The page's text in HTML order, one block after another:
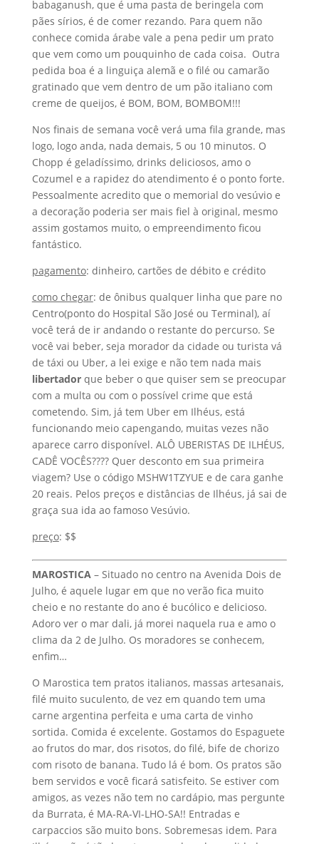
creme de queijos, é BOM, BOM, BOMBOM!!!
Nos finais de semana você verá uma fila grande, mas
logo, logo anda, nada demais, 5 ou 10 minutos. O
Chopp é geladíssimo, drinks deliciosos, amo o
Cozumel e a rapidez do atendimento é o ponto forte.
Pessoalmente acredito que o memorial do vesúvio e
assim gostamos muito, o empreendimento ficou
fantástico.
pagamento: dinheiro, cartões de débito e crédito
como chegar: de ônibus qualquer linha que pare no
Centro(ponto do Hospital São José ou Terminal), aí
você terá de ir andando o restante do percurso. Se
você vai beber, seja morador da cidade ou turista vá
de táxi ou Uber, a lei exige e não tem nada mais
com a multa ou com o possível crime que está
cometendo. Sim, já tem Uber em Ilhéus, está
funcionando meio capengando, muitas vezes não
aparece carro disponível. ALÔ UBERISTAS DE ILHÉUS,
CADÊ VOCÊS???? Quer desconto em sua primeira
viagem? Use o código MSHW1TZYUE e de cara ganhe
20 reais. Pelos preços e distâncias de Ilhéus, já sai de
graça sua ida ao famoso Vesúvio.
preço : $$
MAROSTICA – Situado no centro na Avenida Dois de
Julho, é aquele lugar em que no verão fica muito
cheio e no restante do ano é bucólico e delicioso.
clima da 2 de Julho. Os moradores se conhecem,
enfim…
O Marostica tem pratos italianos, massas artesanais,
filé muito suculento, de vez em quando tem uma
carne argentina perfeita e uma carta de vinho
sortida. Comida é excelente. Gostamos do Espaguete
ao frutos do mar, dos risotos, do filé, bife de chorizo
bem servidos e você ficará satisfeito. Se estiver com
amigos, as vezes não tem no cardápio, mas pergunte
da Burrata, é MA-RA-VI-LHO-SA!! Entradas e
carpaccios são muito bons. Sobremesas idem. Para
Ilhéus não é tão barato, mas vale pela qualidade.
Quer um jantar romântico ? Ou cansou de comida
baiana com dendê? Marostica é o ideal.